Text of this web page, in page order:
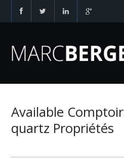
Available
quartz Propriétés